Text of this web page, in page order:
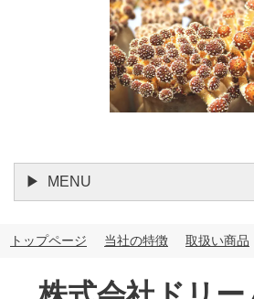
MENU
トップページ 当社の特徴 取扱い商品